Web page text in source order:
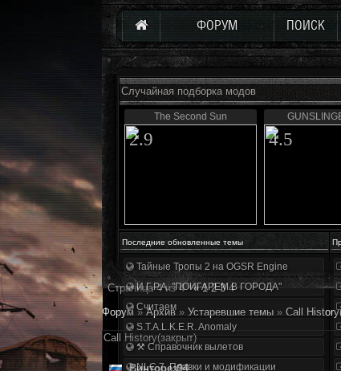
ФОРУМ ПОИСК
Случайная подборка модов
The Second Sun
2.9 4.5
Последние обновленные темы
Тайные Тропы 2 на OGSR Engine
И.Г.Р.А. "ПОИГАРЕМ В ГОРОДА"
Считаем
S.T.A.L.K.E.R. Anomaly
⚒ Справочник вылетов
NLC 7. Правки и модификации
Страница4из4 « 1 2 3 4
Форум » Архив » Устаревшие темы » Call
Call History(закрыт)
Винторез94